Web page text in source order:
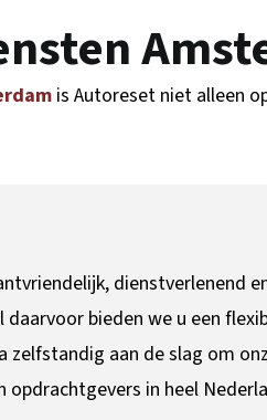
is Autoreset niet alleen
bieden we u een
zelfstandig aan de slag om
opdrachtgevers in heel